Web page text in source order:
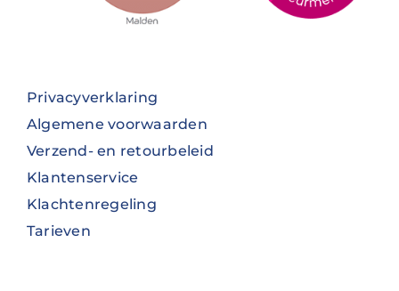
Privacyverklaring
Algemene voorwaarden
Verzend- en retourbeleid
Klantenservice
Klachtenregeling
Tarieven